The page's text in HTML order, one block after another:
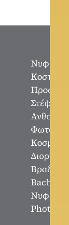
Νυφικά
Στέφανα
Βραδυνά
Νυφικό